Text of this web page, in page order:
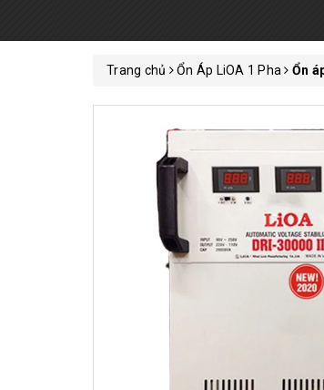
Trang chủ Ổn Áp LiOA 1 Pha Ổn